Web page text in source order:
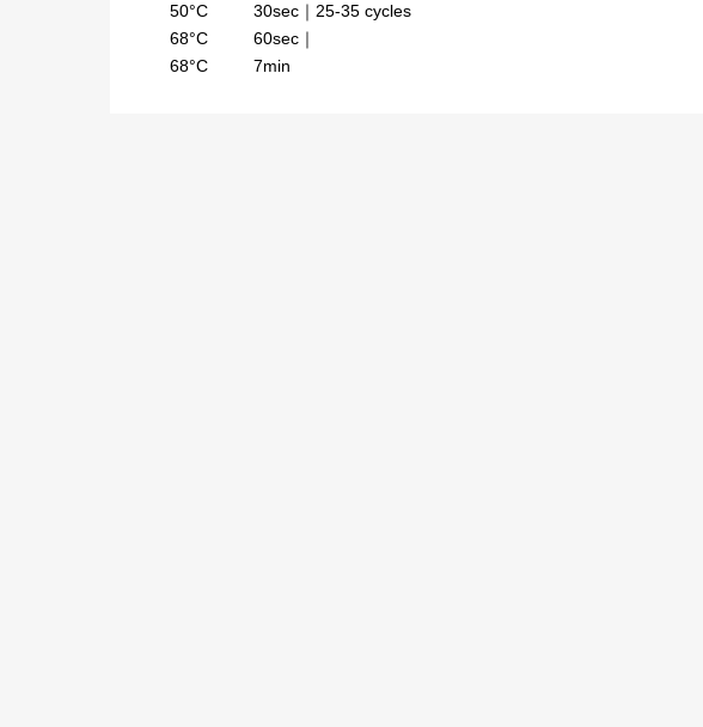
50°C
30sec｜25-35 cycles
68°C
60sec｜
68°C
7min